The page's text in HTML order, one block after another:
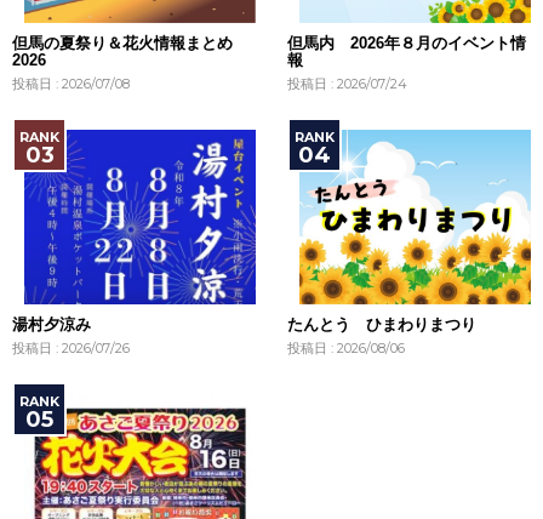
但馬の夏祭り＆花火情報まとめ
2026
投稿日 : 2026/07/08
但馬内 2026年８月のイベント情
報
投稿日 : 2026/07/24
湯村夕涼み
投稿日 : 2026/07/26
たんとう ひまわりまつり
投稿日 : 2026/08/06